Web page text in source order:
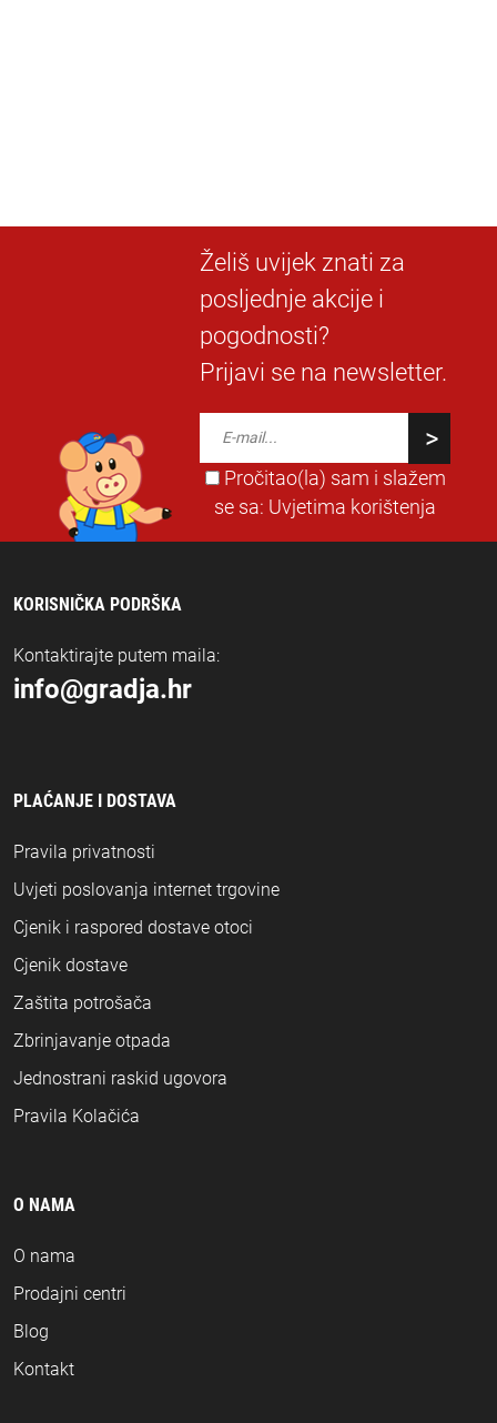
Želiš uvijek znati za
posljednje akcije i
pogodnosti?
Prijavi se na newsletter.
Pročitao(la) sam i slažem
se sa: Uvjetima korištenja
KORISNIČKA PODRŠKA
Kontaktirajte putem maila:
info@gradja.hr
PLAĆANJE I DOSTAVA
Pravila privatnosti
Uvjeti poslovanja internet trgovine
Cjenik i raspored dostave otoci
Cjenik dostave
Zaštita potrošača
Zbrinjavanje otpada
Jednostrani raskid ugovora
Pravila Kolačića
O NAMA
O nama
Prodajni centri
Blog
Kontakt